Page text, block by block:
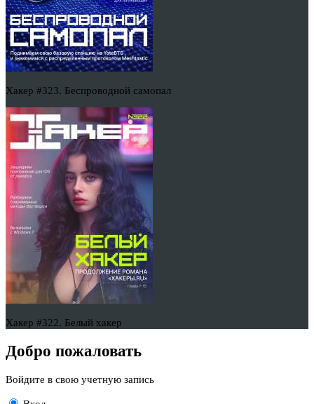
Хакер #323. Беспроводной самопал
Хакер #322. Белый хакер
Добро пожаловать
Войдите в свою учетную запись